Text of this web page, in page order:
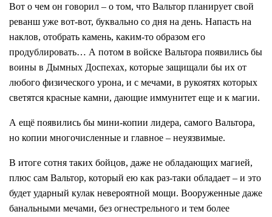
Вот о чем он говорил – о том, что Вальтор планирует свой
реванш уже вот-вот, буквально со дня на день. Напасть на
наклов, отобрать камень, каким-то образом его
продублировать… А потом в войске Вальтора появились бы
воины в Дымных Доспехах, которые защищали бы их от
любого физического урона, и с мечами, в рукоятях которых
светятся красные камни, дающие иммунитет еще и к магии.
А ещё появились бы мини-копии лидера, самого Вальтора,
но копии многочисленные и главное – неуязвимые.
В итоге сотня таких бойцов, даже не обладающих магией,
плюс сам Вальтор, который ею как раз-таки обладает – и это
будет ударный кулак невероятной мощи. Вооруженные даже
банальными мечами, без огнестрельного и тем более